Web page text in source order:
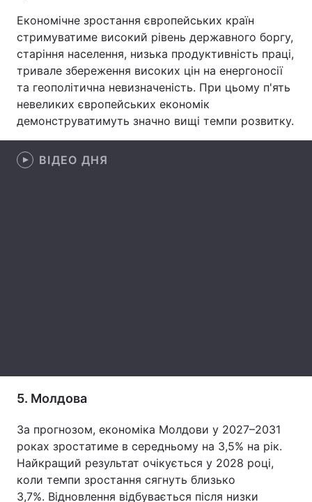
Лонгріди
Відео з Youtube Статті
Інтерв'ю Думки
Економічне зростання європейських країн
стримуватиме високий рівень державного боргу,
старіння населення, низька продуктивність праці,
тривале збереження високих цін на енергоносії
та геополітична невизначеність. При цьому п'ять
невеликих європейських економік
демонструватимуть значно вищі темпи розвитку.
ВІДЕО ДНЯ
5. Молдова
За прогнозом, економіка Молдови у 2027–2031
роках зростатиме в середньому на 3,5% на рік.
Найкращий результат очікується у 2028 році,
коли темпи зростання сягнуть близько
3,7%. Відновлення відбувається після низки